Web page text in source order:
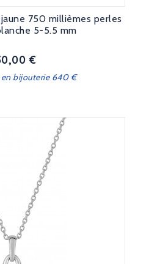
750 millièmes perles
5-5.5 mm
€
bijouterie 640 €